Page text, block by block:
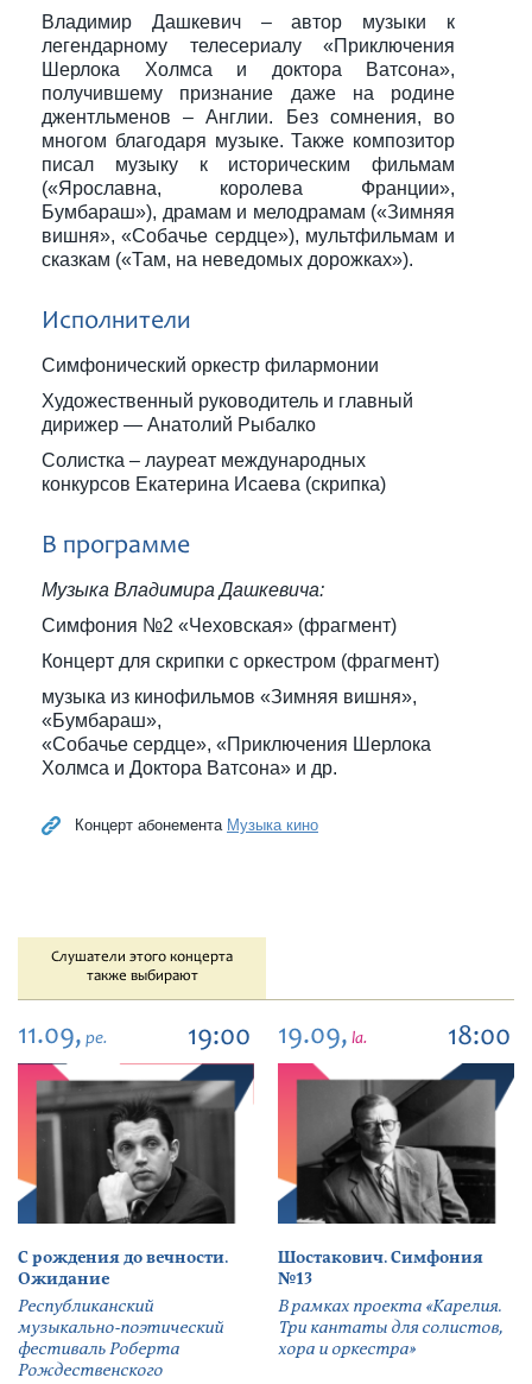
Владимир Дашкевич – автор музыки к
легендарному телесериалу «Приключения
Шерлока Холмса и доктора Ватсона»,
получившему признание даже на родине
джентльменов – Англии. Без сомнения, во
многом благодаря музыке. Также композитор
писал музыку к историческим фильмам
(«Ярославна, королева Франции»,
Бумбараш»), драмам и мелодрамам («Зимняя
вишня», «Собачье сердце»), мультфильмам и
сказкам («Там, на неведомых дорожках»).
Исполнители
Симфонический оркестр филармонии
Художественный руководитель и главный
дирижер — Анатолий Рыбалко
Солистка – лауреат международных
конкурсов Екатерина Исаева (скрипка)
В программе
Музыка Владимира Дашкевича:
Симфония №2 «Чеховская» (фрагмент)
Концерт для скрипки с оркестром (фрагмент)
музыка из кинофильмов «Зимняя вишня»,
«Бумбараш»,
«Собачье сердце», «Приключения Шерлока
Холмса и Доктора Ватсона» и др.
Концерт абонемента Музыка кино
Слушатели этого концерта
также выбирают
11.09, pe. 19:00
С рождения до вечности.
Ожидание
Республиканский
музыкально-поэтический
фестиваль Роберта
Рождественского
19.09, la. 18:00
Шостакович. Симфония
№13
В рамках проекта «Карелия.
Три кантаты для солистов,
хора и оркестра»